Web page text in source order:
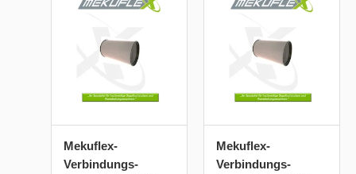
Mekuflex-
Verbindungs-
Mekuflex-
Verbindungs-